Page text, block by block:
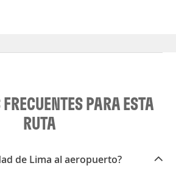
PARA ESTA
RUTA
de Lima al aeropuerto?